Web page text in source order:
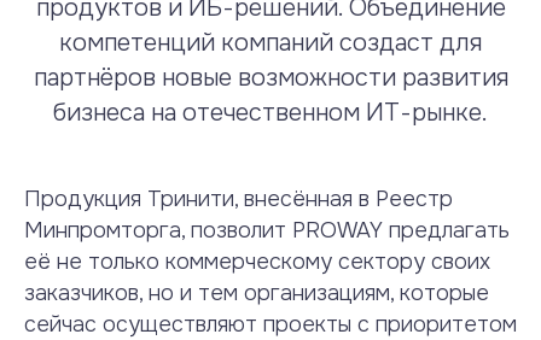
продуктов и ИБ-решений. Объединение
компетенций компаний создаст для
партнёров новые возможности развития
бизнеса на отечественном ИТ-рынке.
Продукция Тринити, внесённая в Реестр
Минпромторга, позволит PROWAY предлагать
её не только коммерческому сектору своих
заказчиков, но и тем организациям, которые
сейчас осуществляют проекты с приоритетом